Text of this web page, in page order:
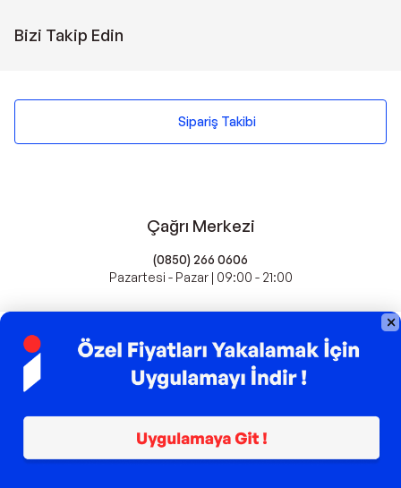
Bizi Takip Edin
Popüler Markalar
Farmasi
Xiaomi
Lavazza
Fashcolle
Pro Plan
Sipariş Takibi
Çağrı Merkezi
(0850) 266 0606
Pazartesi - Pazar | 09:00 - 21:00